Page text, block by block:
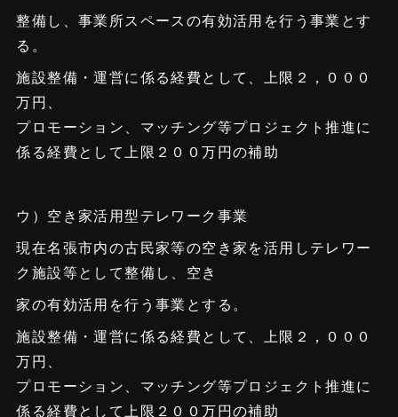
整備し、事業所スペースの有効活用を行う事業とす
る。
施設整備・運営に係る経費として、上限２，０００
万円、
プロモーション、マッチング等プロジェクト推進に
係る経費として上限２００万円の補助
ウ）空き家活用型テレワーク事業
現在名張市内の古民家等の空き家を活用しテレワー
ク施設等として整備し、空き
家の有効活用を行う事業とする。
施設整備・運営に係る経費として、上限２，０００
万円、
プロモーション、マッチング等プロジェクト推進に
係る経費として上限２００万円の補助